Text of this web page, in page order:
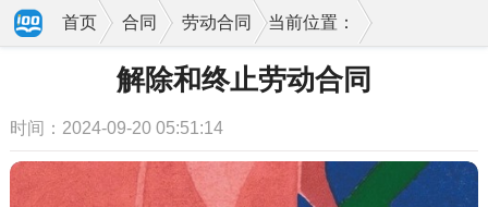
当前位置：
首页 合同 劳动合同
解除和终止劳动合同
时间：2024-09-20 05:51:14